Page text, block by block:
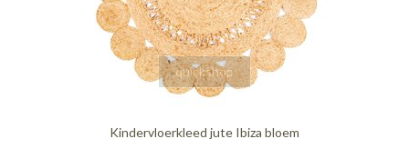
quickshop
Kindervloerkleed jute Ibiza bloem